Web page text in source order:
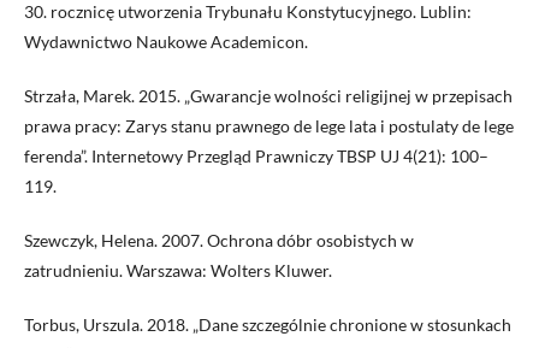
30. rocznicę utworzenia Trybunału Konstytucyjnego. Lublin:
Wydawnictwo Naukowe Academicon.
Strzała, Marek. 2015. „Gwarancje wolności religijnej w przepisach
prawa pracy: Zarys stanu prawnego de lege lata i postulaty de lege
ferenda”. Internetowy Przegląd Prawniczy TBSP UJ 4(21): 100–
119.
Szewczyk, Helena. 2007. Ochrona dóbr osobistych w
zatrudnieniu. Warszawa: Wolters Kluwer.
Torbus, Urszula. 2018. „Dane szczególnie chronione w stosunkach